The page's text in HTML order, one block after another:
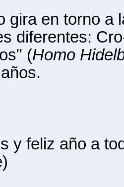
gira en torno a
diferentes:
(Homo
y feliz año a